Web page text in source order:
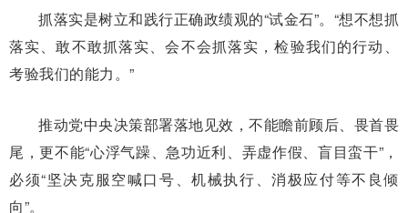
抓落实是树立和践行正确政绩观的“试金石”。“想不想抓
落实、敢不敢抓落实、会不会抓落实，检验我们的行动、
考验我们的能力。”
推动党中央决策部署落地见效，不能瞻前顾后、畏首畏
尾，更不能“心浮气躁、急功近利、弄虚作假、盲目蛮干”，
必须“坚决克服空喊口号、机械执行、消极应付等不良倾
向”。